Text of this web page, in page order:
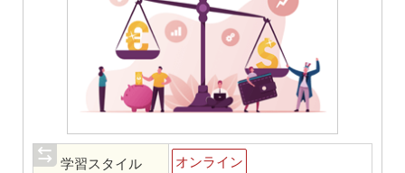
学習スタイル オンライン